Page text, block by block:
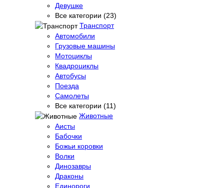
Девушке
Все категории (23)
Транспорт
Автомобили
Грузовые машины
Мотоциклы
Квадроциклы
Автобусы
Поезда
Самолеты
Все категории (11)
Животные
Аисты
Бабочки
Божьи коровки
Волки
Динозавры
Драконы
Единороги